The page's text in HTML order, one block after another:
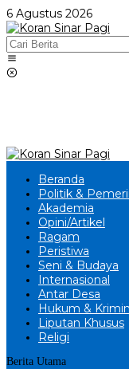
Lewati
ke
konten
6 Agustus 2026
Beranda
Politik &
Akademia
Opini/Artikel
Ragam
Peristiwa
Seni & Budaya
Internasional
Antar Desa
Hukum &
Liputan Khusus
Religi
Berita Utama